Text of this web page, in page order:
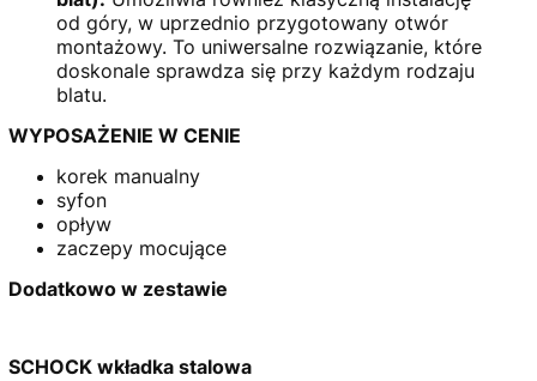
od góry, w uprzednio przygotowany otwór
montażowy. To uniwersalne rozwiązanie, które
doskonale sprawdza się przy każdym rodzaju
blatu.
WYPOSAŻENIE W CENIE
korek manualny
syfon
opływ
zaczepy mocujące
Dodatkowo w zestawie
SCHOCK wkładka stalowa